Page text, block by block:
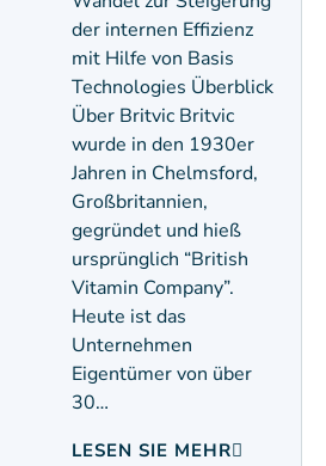
der internen Effizienz
mit Hilfe von Basis
Technologies Überblick
Über Britvic Britvic
wurde in den 1930er
Jahren in Chelmsford,
Großbritannien,
gegründet und hieß
ursprünglich “British
Vitamin Company”.
Heute ist das
Unternehmen
Eigentümer von über
30…
LESEN SIE MEHR